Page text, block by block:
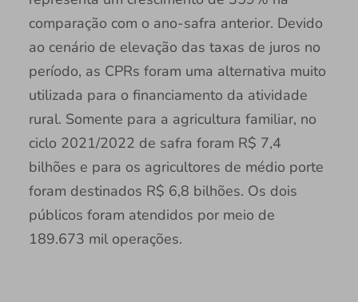
comparação com o ano-safra anterior. Devido
ao cenário de elevação das taxas de juros no
período, as CPRs foram uma alternativa muito
utilizada para o financiamento da atividade
rural. Somente para a agricultura familiar, no
ciclo 2021/2022 de safra foram R$ 7,4
bilhões e para os agricultores de médio porte
foram destinados R$ 6,8 bilhões. Os dois
públicos foram atendidos por meio de
189.673 mil operações.